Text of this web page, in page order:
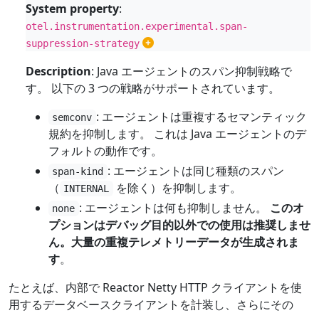
System property:
otel.instrumentation.experimental.span-
suppression-strategy
Description: Java エージェントのスパン抑制戦略で
す。 以下の 3 つの戦略がサポートされています。
semconv : エージェントは重複するセマンティック
規約を抑制します。 これは Java エージェントのデ
フォルトの動作です。
span-kind : エージェントは同じ種類のスパン
（ INTERNAL を除く）を抑制します。
none : エージェントは何も抑制しません。 このオ
プションはデバッグ目的以外での使用は推奨しませ
ん。大量の重複テレメトリーデータが生成されま
す。
たとえば、内部で Reactor Netty HTTP クライアントを使
用するデータベースクライアントを計装し、さらにその